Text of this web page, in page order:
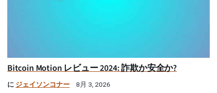
Bitcoin Motion レビュー 2024: 詐欺か安全か?
に ジェイソンコナー 8月 3, 2026